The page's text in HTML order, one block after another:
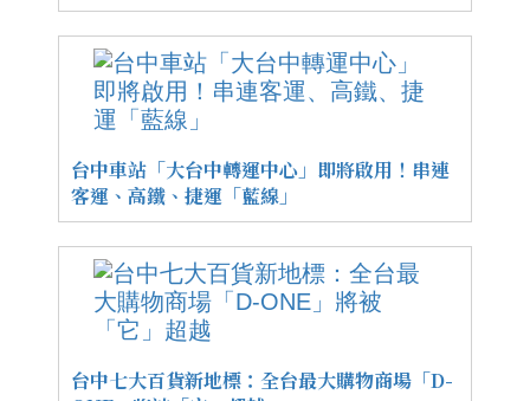
台中車站「大台中轉運中心」即將啟用！串連
客運、高鐵、捷運「藍線」
台中七大百貨新地標：全台最大購物商場「D-